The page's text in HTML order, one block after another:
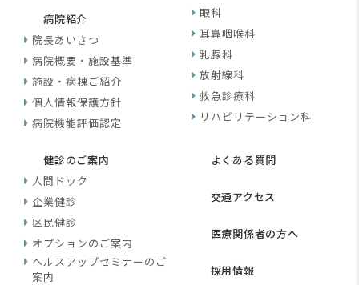
病院紹介
院長あいさつ
病院概要・施設基準
施設・病棟ご紹介
個人情報保護方針
病院機能評価認定
眼科
耳鼻咽喉科
乳腺科
放射線科
救急診療科
リハビリテーション科
健診のご案内
人間ドック
企業健診
区民健診
オプションのご案内
ヘルスアップセミナーのご
案内
よくある質問
交通アクセス
医療関係者の方へ
採用情報